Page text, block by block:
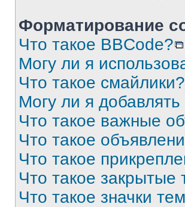
Форматирование
Что такое BBCode?
Могу ли я
Что такое смайлики?
Могу ли я
Что такое важные
Что такое
Что такое
Что такое закрытые
Что такое значки